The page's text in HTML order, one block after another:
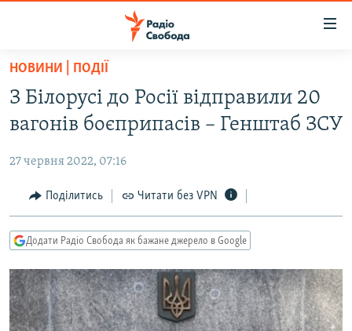
Перейти
основного
матеріалу
до
навігації
Перейти
до
ВСЕ ЗА ДОБУ
ПОЛІТИКА
ЕКОНОМІКА
КУЛЬТУРА
СПОРТ
УКРАЇНА
ВІЙНА
РОСІЙСЬКА «ФІЛЬТРАЦІЯ»
КРИМ.РЕАЛІЇ
ТИ ЯК?
СХЕМИ
НОВИНИ | ПОДІЇ
З Білорусі до Росії відправили 20
вагонів боєприпасів – Генштаб ЗСУ
27 червня 2022, 07:16
Поділитись Читати без VPN
Додати Радіо Свобода як бажане джерело в Google